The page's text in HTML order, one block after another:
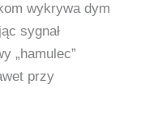
wykrywa dym
sygnał
„hamulec”
przy